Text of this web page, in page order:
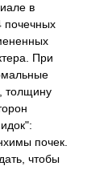
в
почечных
При
толщину
почек.
чтобы